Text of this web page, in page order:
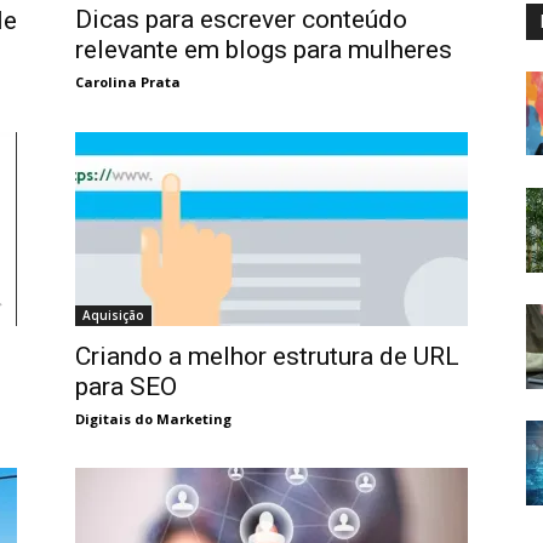
Dicas para escrever conteúdo
relevante em blogs para mulheres
Carolina Prata
Aquisição
Criando a melhor estrutura de URL
para SEO
Digitais do Marketing